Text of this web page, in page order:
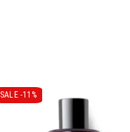
SALE -11%